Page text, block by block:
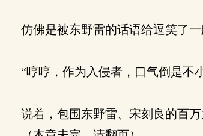
仿佛是被东野雷的话语给逗笑了一
“哼哼，作为入侵者，口气倒是不
说着，包围东野雷、宋刻良的百